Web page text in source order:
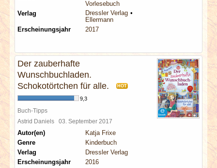
Vorlesebuch
Verlag
Dressler Verlag
Ellermann
Erscheinungsjahr
2017
Der zauberhafte
Wunschbuchladen.
Schokotörtchen für alle.
HOT
9,3
Buch-Tipps
Astrid Daniels 03. September 2017
Autor(en)
Katja Frixe
Genre
Kinderbuch
Verlag
Dressler Verlag
Erscheinungsjahr
2016